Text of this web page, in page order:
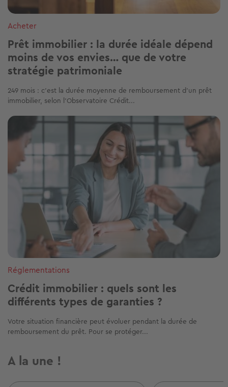
Acheter
Prêt immobilier : la durée idéale dépend
moins de vos envies… que de votre
stratégie patrimoniale
249 mois : c’est la durée moyenne de remboursement d’un prêt
immobilier, selon l’Observatoire Crédit...
Image
Réglementations
Crédit immobilier : quels sont les
différents types de garanties ?
Votre situation financière peut évoluer pendant la durée de
remboursement du prêt. Pour se protéger...
A la une !